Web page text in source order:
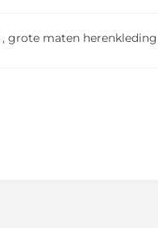
, grote maten herenkleding